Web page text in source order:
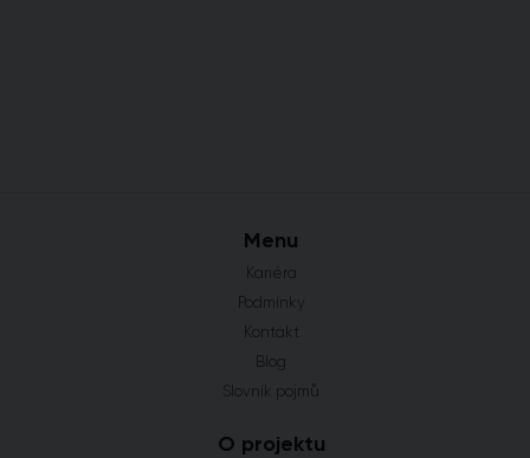
Menu
Kariéra
Podmínky
Kontakt
Blog
Slovník pojmů
O projektu